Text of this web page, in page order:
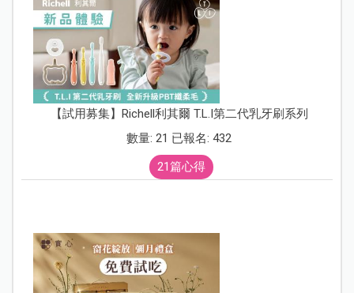
【試用募集】Richell利其爾 T.L.I第二代乳牙刷系列
數量: 21 已報名: 432
21篇心得